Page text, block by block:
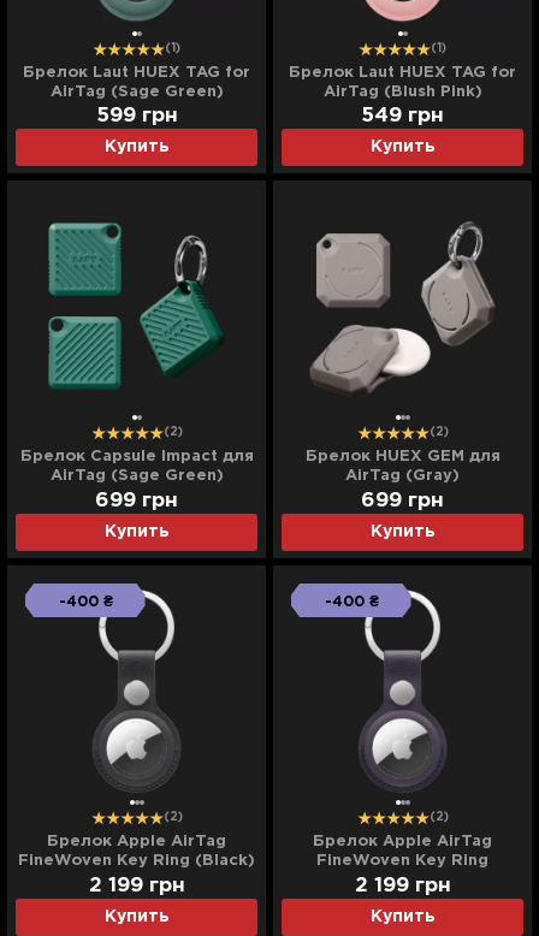
(1)
Брелок Laut HUEX TAG for
AirTag (Sage Green)
Купить
599 грн
(1)
Брелок Laut HUEX TAG for
AirTag (Blush Pink)
Купить
549 грн
(2)
Брелок Capsule Impact для
AirTag (Sage Green)
Купить
699 грн
(2)
Брелок HUEX GEM для
AirTag (Gray)
Купить
699 грн
-400 ₴
(2)
Брелок Apple AirTag
FineWoven Key Ring (Black)
Купить
2 199 грн
-400 ₴
(2)
Брелок Apple AirTag
FineWoven Key Ring
(Midnight Purple)
Купить
2 199 грн